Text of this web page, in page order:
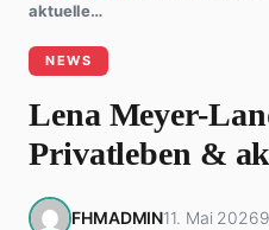
aktuelle…
NEWS
Lena Meyer-
Privatleben &
FHMADMIN11. Mai 2026